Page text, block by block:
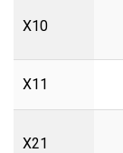
X10
X11
X21